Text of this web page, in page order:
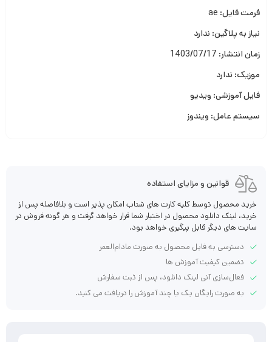
فرمت فایل: ae
نیاز به پلاگین: ندارد
زمان انتشار: 1403/07/17
موزیک: ندارد
فایل آموزشی: ویدیو
سیستم عامل: ویندوز
قوانین و مزایای استفاده
خرید محصول توسط کلیه کارت های شتاب امکان پذیر است و بلافاصله پس از
خرید، لینک دانلود محصول در اختیار شما قرار خواهد گرفت و هر گونه فروش در
سایت های دیگر قابل پیگیری خواهد بود.
دسترسی به فایل محصول به صورت مادام‌العمر
تضمین کیفیت آموزش ها
فعال‌سازی آنی لینک دانلود، پس از ثبت سفارش
به صورت رایگان یک یا چند آموزش را دریافت می کنید.